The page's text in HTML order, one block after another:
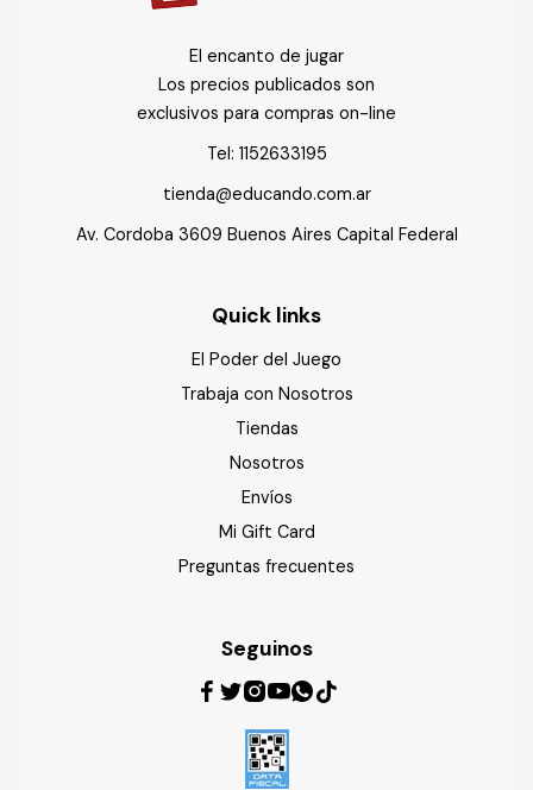
El encanto de jugar
Los precios publicados son
exclusivos para compras on-line
Tel: 1152633195
tienda@educando.com.ar
Av. Cordoba 3609 Buenos Aires Capital Federal
Quick links
El Poder del Juego
Trabaja con Nosotros
Tiendas
Nosotros
Envíos
Mi Gift Card
Preguntas frecuentes
Seguinos